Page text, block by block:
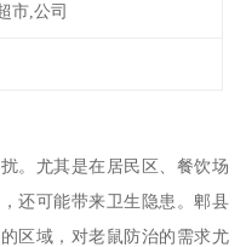
市,公司
。尤其是在居民区、餐饮场
还可能带来卫生隐患。郫县
区域，对老鼠防治的需求尤